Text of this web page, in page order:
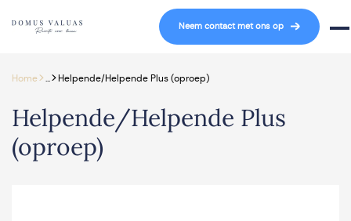
Navigatie overslaan
Neem contact met ons op
Home> > Helpende/Helpende Plus (oproep)
Helpende/Helpende Plus
(oproep)